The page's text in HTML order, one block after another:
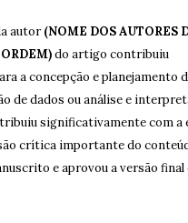
autor(NOME DOS AUTORES
do artigo contribuiu
a concepção e planejamento
de dados ou análise e
significativamente com a
crítica importante do
e aprovou a versão final